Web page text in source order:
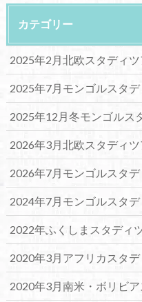
カテゴリー
2025年2月北欧スタディツ
2025年7月モンゴルスタ
2025年12月冬モンゴルス
2026年3月北欧スタディツ
2026年7月モンゴルスタ
2024年7月モンゴルスタ
2022年ふくしまスタディ
2020年3月アフリカスタ
2020年3月南米・ボリビ